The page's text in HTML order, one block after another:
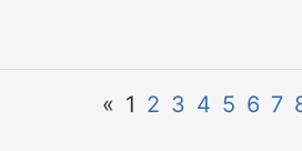
« 1 2 3 4 5 6 7